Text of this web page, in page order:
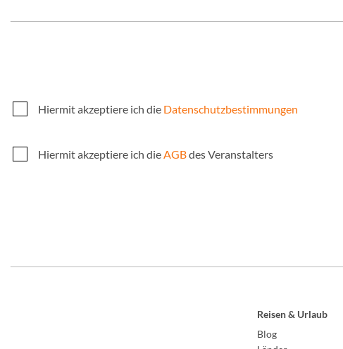
Hiermit akzeptiere ich die Datenschutzbestimmungen
Hiermit akzeptiere ich dieAGBdes Veranstalters
Reisen & Urlaub
Blog